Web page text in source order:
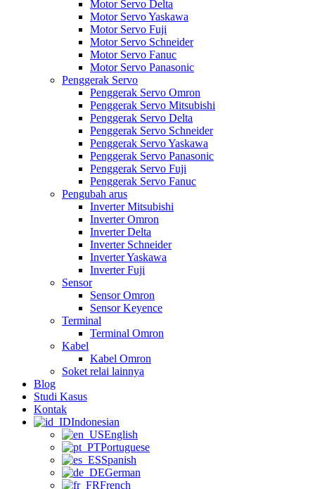
Motor Servo Delta
Motor Servo Yaskawa
Motor Servo Fuji
Motor Servo Schneider
Motor Servo Fanuc
Motor Servo Panasonic
Penggerak Servo
Penggerak Servo Omron
Penggerak Servo Mitsubishi
Penggerak Servo Delta
Penggerak Servo Schneider
Penggerak Servo Yaskawa
Penggerak Servo Panasonic
Penggerak Servo Fuji
Penggerak Servo Fanuc
Pengubah arus
Inverter Mitsubishi
Inverter Omron
Inverter Delta
Inverter Schneider
Inverter Yaskawa
Inverter Fuji
Sensor
Sensor Omron
Sensor Keyence
Terminal
Terminal Omron
Kabel
Kabel Omron
Soket relai lainnya
Blog
Studi Kasus
Kontak
Indonesian
English
Portuguese
Spanish
German
French